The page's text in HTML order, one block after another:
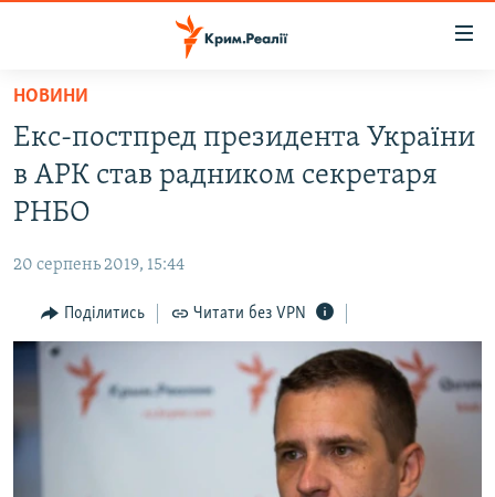
Перейти
основного
матеріалу
Перейти
до
основної
навігації
Перейти
до
пошуку
ВІДЕО ТА ФОТО
БЛОГИ
ПОГЛЯД
ІНТЕРВ'Ю
ВСЕ ЗА ДЕНЬ
СПЕЦПРОЕКТИ
НОВИНИ
Екс-постпред президента України
в АРК став радником секретаря
РНБО
20 серпень 2019, 15:44
Поділитись Читати без VPN